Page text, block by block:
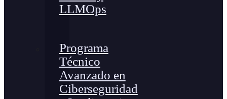
LLMOps
Programa
Técnico
Avanzado en
Ciberseguridad